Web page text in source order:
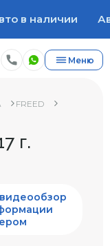
в наличии
Меню
FREED
г.